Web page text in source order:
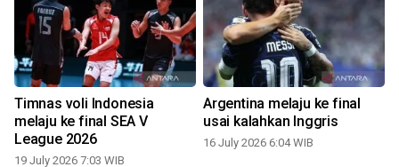
Timnas voli Indonesia
melaju ke final SEA V
League 2026
19 July 2026 7:03 WIB
Argentina melaju ke final
usai kalahkan Inggris
16 July 2026 6:04 WIB